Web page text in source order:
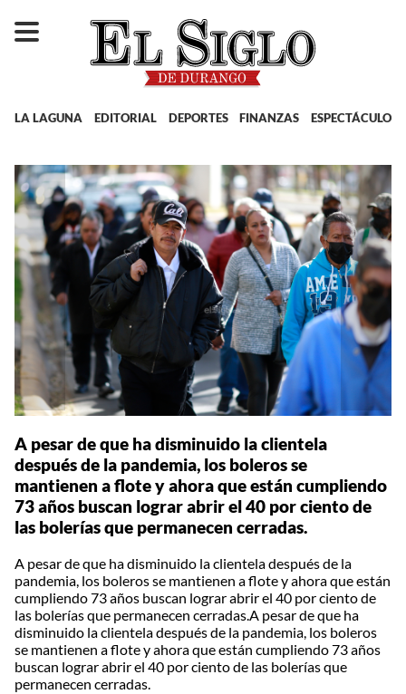
LA LAGUNA EDITORIAL DEPORTES FINANZAS ESPECTÁCULOS
A pesar de que ha disminuido la clientela
después de la pandemia, los boleros se
mantienen a flote y ahora que están cumpliendo
73 años buscan lograr abrir el 40 por ciento de
las bolerías que permanecen cerradas.
A pesar de que ha disminuido la clientela después de la
pandemia, los boleros se mantienen a flote y ahora que están
cumpliendo 73 años buscan lograr abrir el 40 por ciento de
las bolerías que permanecen cerradas.A pesar de que ha
disminuido la clientela después de la pandemia, los boleros
se mantienen a flote y ahora que están cumpliendo 73 años
buscan lograr abrir el 40 por ciento de las bolerías que
permanecen cerradas.